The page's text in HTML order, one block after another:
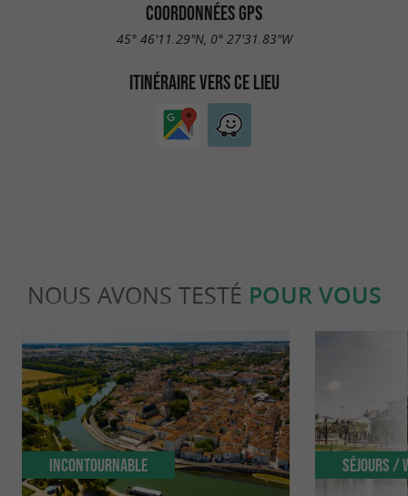
COORDONNÉES GPS
45° 46'11.29"N, 0° 27'31.83"W
ITINÉRAIRE VERS CE LIEU
NOUS AVONS TESTÉ POUR VOUS
Incontournable Séjours /